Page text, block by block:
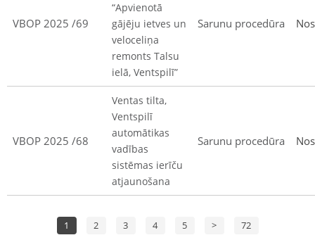
VBOP 2025 /69
“Apvienotā
gājēju ietves un
veloceliņa
remonts Talsu
ielā, Ventspilī”
Sarunu procedūra
VBOP 2025 /68
Ventas tilta,
Ventspilī
automātikas
vadības
sistēmas ierīču
atjaunošana
Sarunu procedūra
1 2 3 4 5 > 72